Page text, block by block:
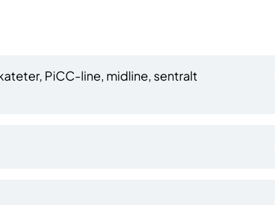
PiCC-line, midline, sentralt